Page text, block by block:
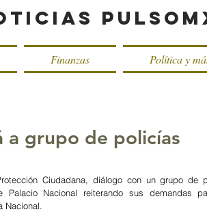
Finanzas Política y
a grupo de policías
Ciudadana, diálogo con un grupo de
Nacional reiterando sus demandas
Nacional.